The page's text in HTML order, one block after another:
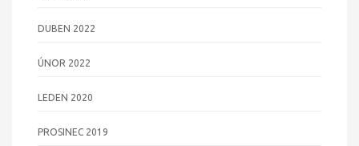
DUBEN 2022
ÚNOR 2022
LEDEN 2020
PROSINEC 2019